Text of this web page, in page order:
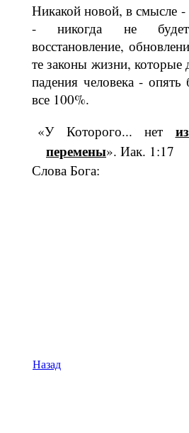
Никакой новой, в смысле
- никогда не
восстановление,
те законы жизни, которые
падения человека - опять
все 100%.
«У Которого... нет
перемены». Иак. 1:17
Слова Бога:
Назад